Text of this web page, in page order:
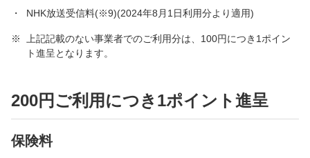
NHK放送受信料(※9)(2024年8月1日利用分より適用)
上記記載のない事業者でのご利用分は、100円につき1ポイン
ト進呈となります。
200円ご利用につき1ポイント進呈
保険料